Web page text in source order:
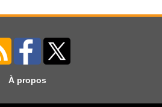
À propos